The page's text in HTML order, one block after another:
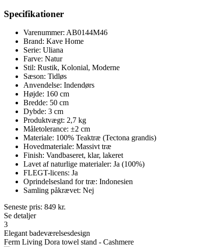
Specifikationer
Varenummer: AB0144M46
Brand: Kave Home
Serie: Uliana
Farve: Natur
Stil: Rustik, Kolonial, Moderne
Sæson: Tidløs
Anvendelse: Indendørs
Højde: 160 cm
Bredde: 50 cm
Dybde: 3 cm
Produktvægt: 2,7 kg
Måletolerance: ±2 cm
Materiale: 100% Teaktræ (Tectona grandis)
Hovedmateriale: Massivt træ
Finish: Vandbaseret, klar, lakeret
Lavet af naturlige materialer: Ja (100%)
FLEGT-licens: Ja
Oprindelsesland for træ: Indonesien
Samling påkrævet: Nej
Seneste pris: 849 kr.
Se detaljer
3
Elegant badeværelsesdesign
Ferm Living Dora towel stand - Cashmere